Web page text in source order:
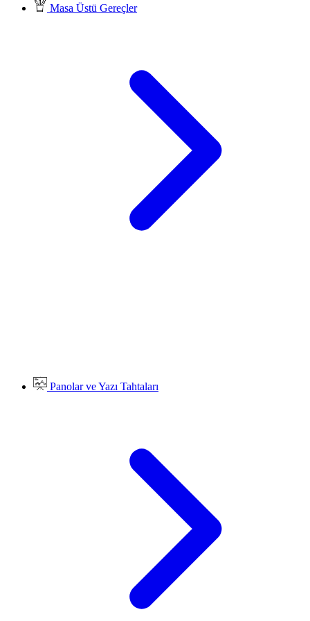
Masa Üstü Gereçler
Panolar ve Yazı Tahtaları